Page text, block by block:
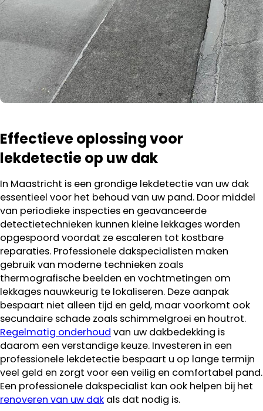
Effectieve oplossing voor
lekdetectie op uw dak
In Maastricht is een grondige lekdetectie van uw dak
essentieel voor het behoud van uw pand. Door middel
van periodieke inspecties en geavanceerde
detectietechnieken kunnen kleine lekkages worden
opgespoord voordat ze escaleren tot kostbare
reparaties. Professionele dakspecialisten maken
gebruik van moderne technieken zoals
thermografische beelden en vochtmetingen om
lekkages nauwkeurig te lokaliseren. Deze aanpak
bespaart niet alleen tijd en geld, maar voorkomt ook
secundaire schade zoals schimmelgroei en houtrot.
Regelmatig onderhoud van uw dakbedekking is
daarom een verstandige keuze. Investeren in een
professionele lekdetectie bespaart u op lange termijn
veel geld en zorgt voor een veilig en comfortabel pand.
Een professionele dakspecialist kan ook helpen bij het
renoveren van uw dak als dat nodig is.